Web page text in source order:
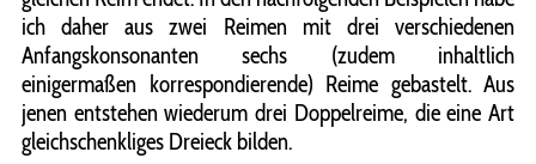
ich daher aus zwei Reimen mit drei verschiedenen
Anfangskonsonanten sechs (zudem inhaltlich
einigermaßen korrespondierende) Reime gebastelt. Aus
jenen entstehen wiederum drei Doppelreime, die eine Art
gleichschenkliges Dreieck bilden.